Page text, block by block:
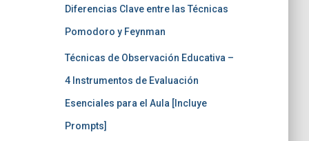
Diferencias Clave entre las Técnicas
Pomodoro y Feynman
Técnicas de Observación Educativa –
4 Instrumentos de Evaluación
Esenciales para el Aula [Incluye
Prompts]